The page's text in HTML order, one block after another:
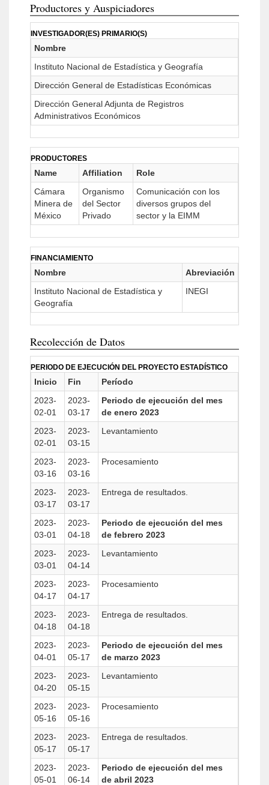
Productores y Auspiciadores
INVESTIGADOR(ES) PRIMARIO(S)
Nombre
Instituto Nacional de Estadística y Geografía
Dirección General de Estadísticas Económicas
Dirección General Adjunta de Registros
Administrativos Económicos
PRODUCTORES
Name Affiliation
Role
Cámara
Minera de
México
Organismo
del Sector
Privado
Comunicación con los
diversos grupos del
sector y la EIMM
FINANCIAMIENTO
Nombre
Abreviación
Instituto Nacional de Estadística y
Geografía
INEGI
Recolección de Datos
PERIODO DE EJECUCIÓN DEL PROYECTO ESTADÍSTICO
Inicio Fin
Período
2023-
02-01
2023-
03-17
Periodo de ejecución del mes
de enero 2023
2023-
02-01
2023-
03-15
Levantamiento
2023-
03-16
2023-
03-16
Procesamiento
2023-
03-17
2023-
03-17
Entrega de resultados.
2023-
03-01
2023-
04-18
Periodo de ejecución del mes
de febrero 2023
2023-
03-01
2023-
04-14
Levantamiento
2023-
04-17
2023-
04-17
Procesamiento
2023-
04-18
2023-
04-18
Entrega de resultados.
2023-
04-01
2023-
05-17
Periodo de ejecución del mes
de marzo 2023
2023-
04-20
2023-
05-15
Levantamiento
2023-
05-16
2023-
05-16
Procesamiento
2023-
05-17
2023-
05-17
Entrega de resultados.
2023-
05-01
2023-
06-14
Periodo de ejecución del mes
de abril 2023